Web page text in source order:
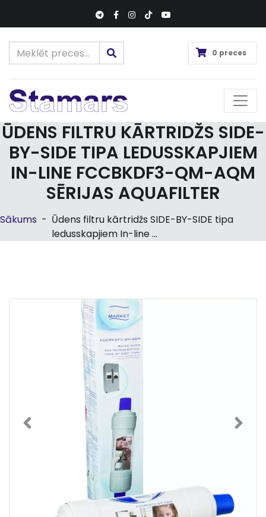
0 preces
ŪDENS FILTRU KĀRTRIDŽS SIDE-
BY-SIDE TIPA LEDUSSKAPJIEM
IN-LINE FCCBKDF3-QM-AQM
SĒRIJAS AQUAFILTER
Sākums - Ūdens filtru kārtridžs SIDE-BY-SIDE tipa
ledusskapjiem In-line ...